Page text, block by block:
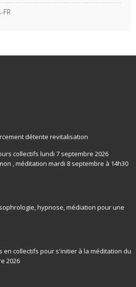
FR
détente revitalisation
collectifs lundi 7 septembre 2026
, méditation mardi 8 septembre à 14h30
hypnose, médiation pour une
en collectifs pour s'initier à la méditation du
2026